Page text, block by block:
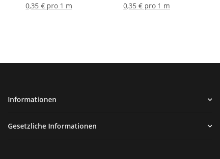
0,35 € pro 1 m
0,35 € pro 1 m
Informationen
Gesetzliche Informationen